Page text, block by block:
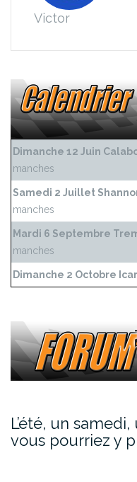
Victor
Dimanche 12 Juin
manches
Samedi 2 Juillet
manches
Mardi 6 Septembre
manches
Dimanche 2 Octobre Icar
L’été, un
vous pourriez y